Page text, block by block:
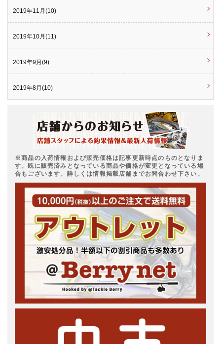
2019年11月(10)
2019年10月(11)
2019年9月(9)
2019年8月(10)
※商品の入荷情報および販売価格は記事更新時点のものとなりま
す。既に販売済みとなっている商品や価格が変更となっている場
合もございます。詳しくは情報掲載店舗までお問合わせ下さい。